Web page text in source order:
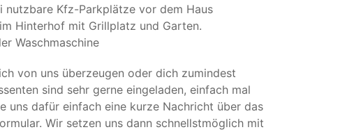
nutzbare Kfz-Parkplätze vor dem Haus
Hinterhof mit Grillplatz und Garten.
Waschmaschine
von uns überzeugen oder dich zumindest
sind sehr gerne eingeladen, einfach mal
uns dafür einfach eine kurze Nachricht über das
Wir setzen uns dann schnellstmöglich mit